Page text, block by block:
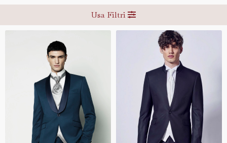
Usa Filtri